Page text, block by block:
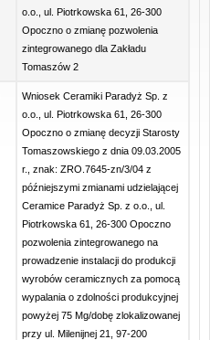
o.o., ul. Piotrkowska 61, 26-300
Opoczno o zmianę pozwolenia
zintegrowanego dla Zakładu
Tomaszów 2
Wniosek Ceramiki Paradyż Sp. z
o.o., ul. Piotrkowska 61, 26-300
Opoczno o zmianę decyzji Starosty
Tomaszowskiego z dnia 09.03.2005
r., znak: ZRO.7645-zn/3/04 z
późniejszymi zmianami udzielającej
Ceramice Paradyż Sp. z o.o., ul.
Piotrkowska 61, 26-300 Opoczno
pozwolenia zintegrowanego na
prowadzenie instalacji do produkcji
wyrobów ceramicznych za pomocą
wypalania o zdolności produkcyjnej
powyżej 75 Mg/dobę zlokalizowanej
przy ul. Milenijnej 21, 97-200